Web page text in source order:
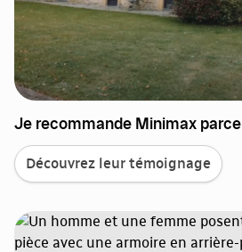
Je recommande Minimax
Découvrez leur témoignage